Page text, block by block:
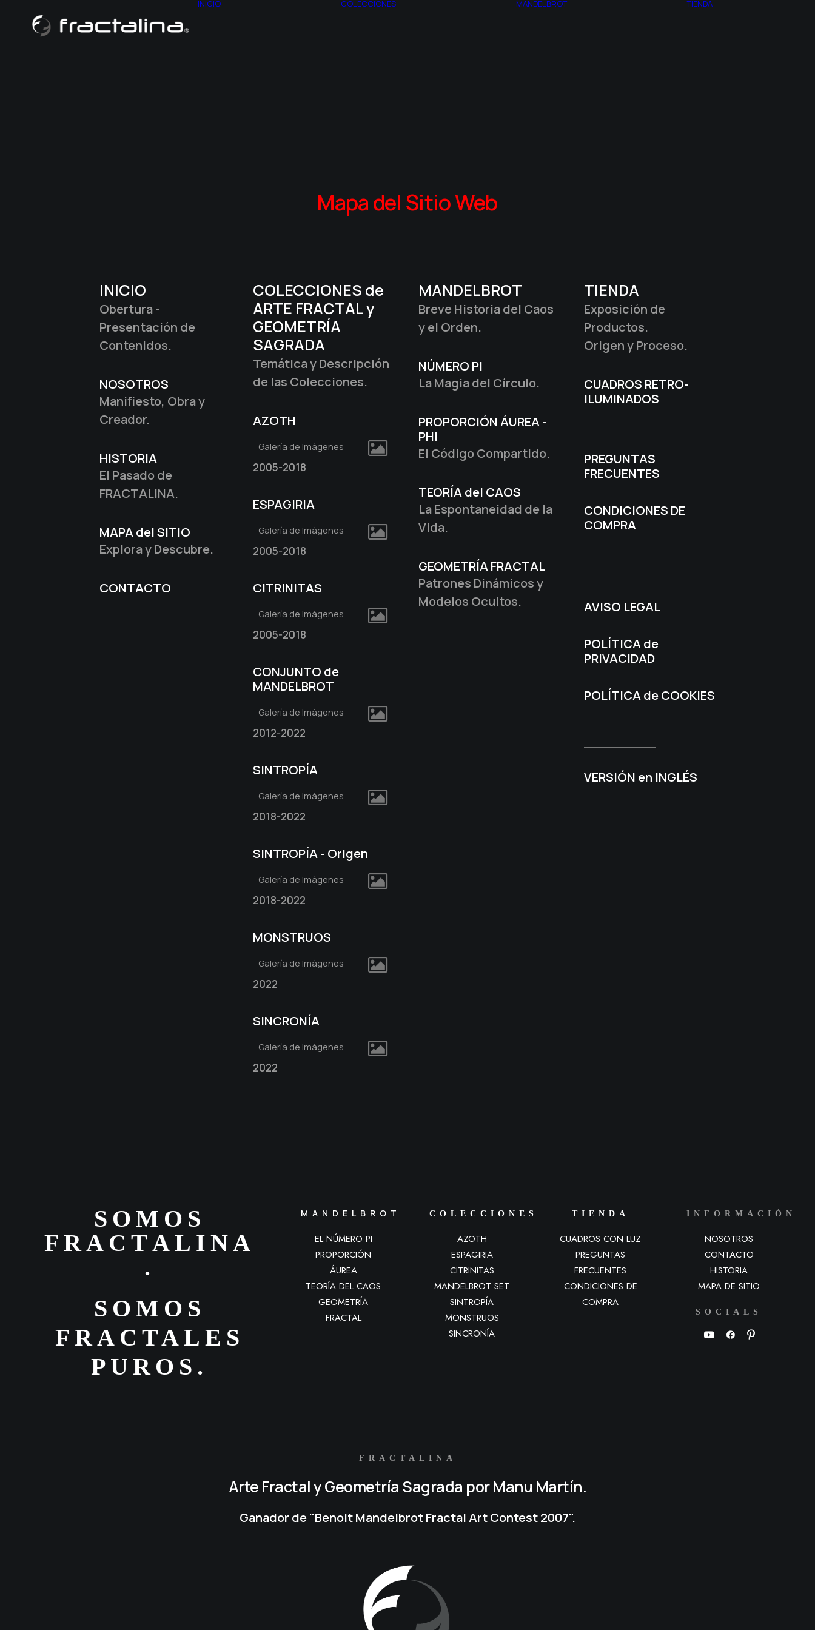
INICIO COLECCIONES MANDELBROT TIENDA
Mapa del Sitio Web
INICIO
Obertura -
Presentación de
Contenidos.
NOSOTROS
Manifiesto, Obra y
Creador.
HISTORIA
El Pasado de
FRACTALINA.
MAPA del SITIO
Explora y Descubre.
CONTACTO
COLECCIONES de
ARTE FRACTAL y
GEOMETRÍA
SAGRADA
Temática y Descripción
de las Colecciones.
AZOTH
Galería de Imágenes
2005-2018
ESPAGIRIA
Galería de Imágenes
2005-2018
CITRINITAS
Galería de Imágenes
2005-2018
CONJUNTO de
MANDELBROT
Galería de Imágenes
2012-2022
SINTROPÍA
Galería de Imágenes
2018-2022
SINTROPÍA - Origen
Galería de Imágenes
2018-2022
MONSTRUOS
Galería de Imágenes
2022
SINCRONÍA
Galería de Imágenes
2022
MANDELBROT
Breve Historia del Caos
y el Orden.
NÚMERO PI
La Magia del Círculo.
PROPORCIÓN ÁUREA -
PHI
El Código Compartido.
TEORÍA del CAOS
La Espontaneidad de la
Vida.
GEOMETRÍA FRACTAL
Patrones Dinámicos y
Modelos Ocultos.
TIENDA
Exposición de
Productos.
Origen y Proceso.
CUADROS RETRO-
ILUMINADOS
PREGUNTAS
FRECUENTES
CONDICIONES DE
COMPRA
AVISO LEGAL
POLÍTICA de
PRIVACIDAD
POLÍTICA de COOKIES
VERSIÓN en INGLÉS
S O M O S
F RA C T AL I NA
.
SOMOS
FRACTALES
PUROS.
MANDELBROT
EL NÚMERO PI
PROPORCIÓN
ÁUREA
TEORÍA DEL CAOS
GEOMETRÍA
FRACTAL
COLECCIONES
AZOTH
ESPAGIRIA
CITRINITAS
MANDELBROT SET
SINTROPÍA
MONSTRUOS
SINCRONÍA
TIENDA
CUADROS CON LUZ
PREGUNTAS
FRECUENTES
CONDICIONES DE
COMPRA
INFORMACIÓN
NOSOTROS
CONTACTO
HISTORIA
MAPA DE SITIO
SOCIALS
FRACTALINA
Arte Fractal y Geometría Sagrada por Manu Martín.
Ganador de "Benoit Mandelbrot Fractal Art Contest 2007".